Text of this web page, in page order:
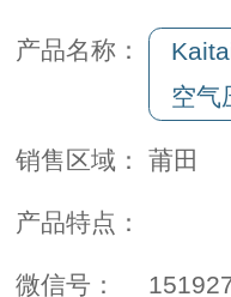
产品名称：
空气
销售区域： 莆田
产品特点：
微信号：